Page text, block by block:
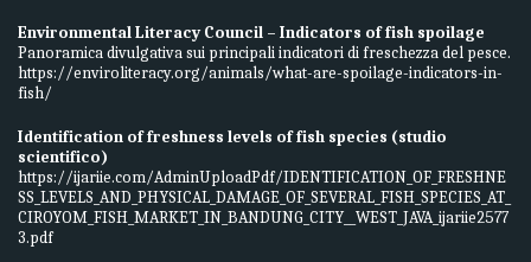
Environmental Literacy Council – Indicators of fish spoilage
Panoramica divulgativa sui principali indicatori di freschezza del pesce.
https://enviroliteracy.org/animals/what-are-spoilage-indicators-in-
fish/
Identification of freshness levels of fish species (studio
scientifico)
https://ijariie.com/AdminUploadPdf/IDENTIFICATION_OF_FRESHNE
SS_LEVELS_AND_PHYSICAL_DAMAGE_OF_SEVERAL_FISH_SPECIES_AT_
CIROYOM_FISH_MARKET_IN_BANDUNG_CITY__WEST_JAVA_ijariie2577
3.pdf